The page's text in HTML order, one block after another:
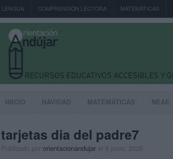
LENGUA COMPRENSIÓN LECTORA MATEMÁTICAS
INICIO NAVIDAD MATEMÁTICAS NEAE
tarjetas dia del padre7
Publicado por orientacionandujar el 6 junio, 2026